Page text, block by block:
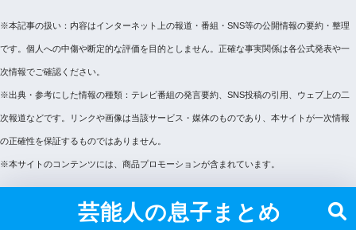
※本記事の扱い：内容はインターネット上の報道・番組・SNS等の公開情報の要約・整理
です。個人への中傷や断定的な評価を目的としません。正確な事実関係は各公式発表や一
次情報でご確認ください。
※出典・参考にした情報の種類：テレビ番組の発言要約、SNS投稿の引用、ウェブ上の二
次報道などです。リンクや画像は当該サービス・媒体のものであり、本サイトが一次情報
の正確性を保証するものではありません。
※本サイトのコンテンツには、商品プロモーションが含まれています。
芸能人の息子まとめ